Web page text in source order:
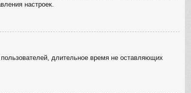
настроек.
длительное время не оставляющих